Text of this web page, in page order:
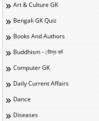
Art & Culture GK
Bengali GK Quiz
Books And Authors
Buddhism - বৌদ্ধ ধর্ম
Computer GK
Daily Current Affairs
Dance
Diseases